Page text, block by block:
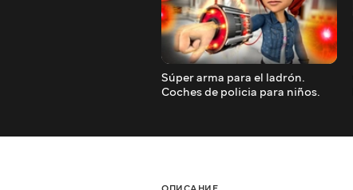
Súper arma para el ladrón.
Coches de policia para niños.